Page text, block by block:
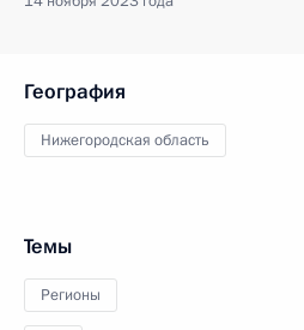
География
Нижегородская область
Темы
Регионы